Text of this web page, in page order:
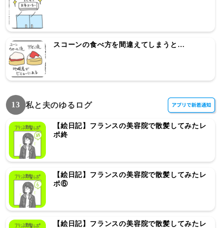
スコーンの食べ方を間違えてしまうと…
13 私と夫のゆるログ
【絵日記】フランスの美容院で散髪してみたレ
ポ終
【絵日記】フランスの美容院で散髪してみたレ
ポ⑥
【絵日記】フランスの美容院で散髪してみたレ